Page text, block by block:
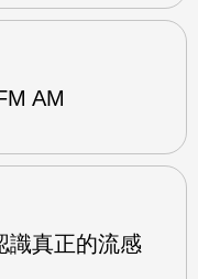
AM
識真正的流感